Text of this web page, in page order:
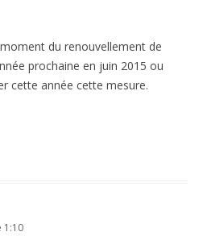
du renouvellement de
prochaine en juin 2015 ou
cette année cette mesure.
1:10